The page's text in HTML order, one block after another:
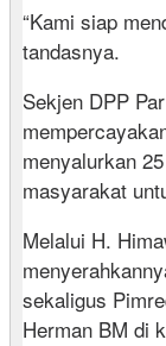
“Kami siap
tandasnya.
Sekjen DPP
menyalurkan
masyarakat
Melalui H.
sekaligus
Herman BM di